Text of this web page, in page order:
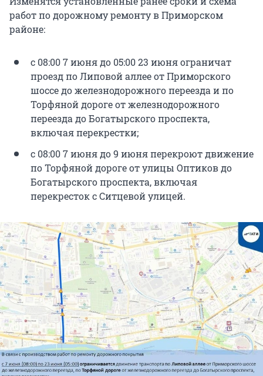
работ по дорожному ремонту в Приморском
районе:
с 08:00 7 июня до 05:00 23 июня ограничат
проезд по Липовой аллее от Приморского
шоссе до железнодорожного переезда и по
Торфяной дороге от железнодорожного
переезда до Богатырского проспекта,
включая перекрестки;
с 08:00 7 июня до 9 июня перекроют движение
по Торфяной дороге от улицы Оптиков до
Богатырского проспекта, включая
перекресток с Ситцевой улицей.